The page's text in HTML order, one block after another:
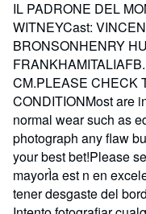
IL PADRONE DEL
WITNEYCast:
BRONSONHENRY
CM.PLEASE CHECK
CONDITIONMost are
normal wear such as
photograph any flaw
your best bet!Please
mayorÌa est n en
tener desgaste del